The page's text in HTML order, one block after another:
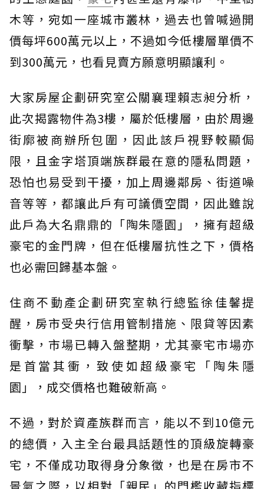
木等，宛如一座城市叢林，過去也曾喊過開
價每坪600萬元以上，不過如今低樓層單價不
到300萬元，也看見賣方願意明顯讓利。
大家房屋企劃研究室公關襄理賴志昶分析，
此次揭露物件為3樓，屬於低樓層，由於周邊
街廓被商辦所包圍，因此該戶視野較顯侷
限，且金字塔頂端族群最在意的隱私問題，
恐怕也易受到干擾，加上周邊鄰房、街道噪
音等等，都讓此戶有可議價空間，因此雖說
此戶為大名鼎鼎的「陶朱隱園」，擁有超級
豪宅的金門牌，但在低樓層抗性之下，價格
也必需回歸基本盤。
住商不動產企劃研究室執行總監徐佳馨提
醒，房市受央行信用管制措施、限貸等因素
衝擊，市場已轉入盤整期，尤其豪宅市場亦
是首當其衝，致使如超級豪宅「陶朱隱
園」，成交價格也難破新高。
不過，對於資產族群而言，能以不到10億元
的總價，入主全台最具話題性的頂級旋轉豪
宅，不僅成功取得身分象徵，也是在房市不